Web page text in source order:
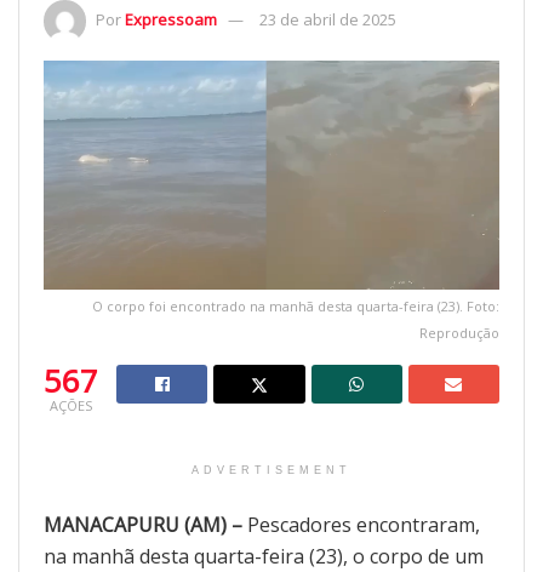
PorExpressoam 23 de abril de 2025
O corpo foi encontrado na manhã desta quarta-feira (23). Foto:
Reprodução
567
AÇÕES
ADVERTISEMENT
MANACAPURU (AM) – Pescadores encontraram,
na manhã desta quarta-feira (23), o corpo de um